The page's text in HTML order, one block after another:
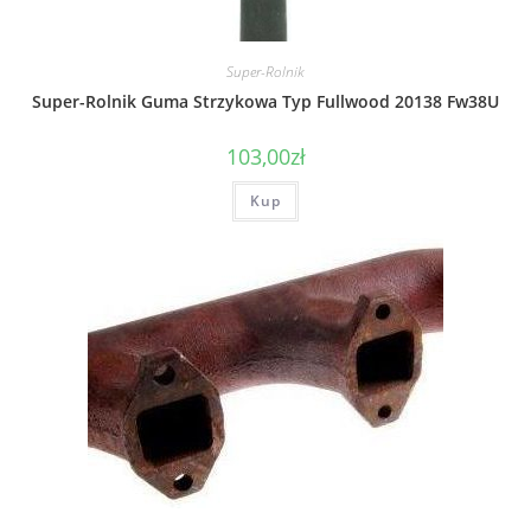
Super-Rolnik
Super-Rolnik Guma Strzykowa Typ Fullwood 20138 Fw38U
103,00zł
Kup